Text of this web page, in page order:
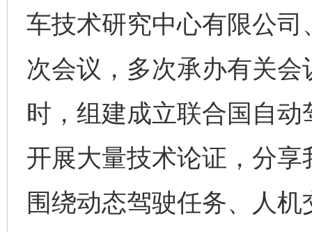
车技术研究中心有限公
次会议，多次承办有关
时，组建成立联合国自
开展大量技术论证，分
围绕动态驾驶任务、人